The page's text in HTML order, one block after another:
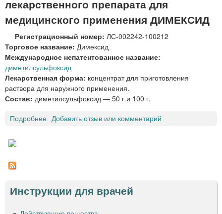
а
и
л
о
и
д
о
з
а
лекарственного препарата для
медицинского применения ДИМЕКСИД
Регистрационный номер: ЛС-002242-100212
Торговое название: Димексид
Международное непатентованное название:
диметилсульфоксид
Лекарственная форма: концентрат для приготовления
раствора для наружного применения.
Состав: диметилсульфоксид — 50 г и 100 г.
Подробнее
И
к
Добавить отзыв или комментарий
Инструкции для врачей